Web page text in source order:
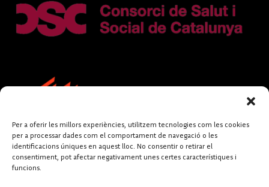
Per a oferir les millors experiències, utilitzem tecnologies com les cookies
per a processar dades com el comportament de navegació o les
identificacions úniques en aquest lloc. No consentir o retirar el
consentiment, pot afectar negativament unes certes característiques i
funcions.